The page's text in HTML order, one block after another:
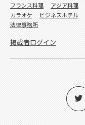
フランス料理
アジア料理
カラオケ
ビジネスホテル
法律事務所
掲載者ログイン